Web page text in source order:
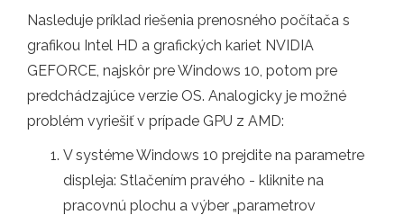
Nasleduje príklad riešenia prenosného počítača s
grafikou Intel HD a grafických kariet NVIDIA
GEFORCE, najskôr pre Windows 10, potom pre
predchádzajúce verzie OS. Analogicky je možné
problém vyriešiť v prípade GPU z AMD:
V systéme Windows 10 prejdite na parametre
displeja: Stlačením pravého - kliknite na
pracovnú plochu a výber „parametrov